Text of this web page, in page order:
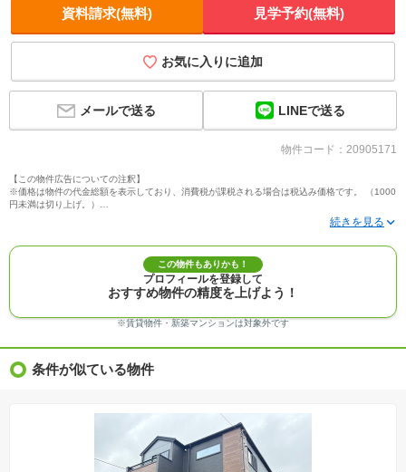
資料請求(無料) 見学予約(無料)
お気に入りに追加
メールで送る LINEで送る
物件コード：20905171
【この物件広告についての注釈】
※価格は物件の代金総額を表示しており、消費税が課税される場合は税込み価格です。 （1000
円未満は切り上げ。）
※写真に写っている、またはパース（絵）や間取り図に描かれている家具や車などは、特にコ
※建築条件付き土地価格には、建物価格は含まれません。
※物件情報は、原則として情報提供日の２日前に最終確認した情報です。
※完成予想図はいずれも外構、植栽、外観等実際のものとは多少異なることがあります。
※モデルルーム・モデルハウス・展示場・ショールームの画像の場合、今回販売の物件と異な
※ＣＧ合成の画像の場合、実際とは多少異なる場合があります。
※物件特徴：販売戸数が複数の物件は、全ての住戸に該当しない項目もあります。
※価格更新：物件価格が変更された日から１週間表示されます。
※建築条件土地の情報内に掲載されている、建物プラン例は、土地購入者の設計プランの参考
※土地（建築条件なし）で「建物プラン例」が表記してある時、そのプラン例は特定の建築請
負会社によるもので、当該建築請負会社以外で建てた場合、同様のものが同価格で建てられる
この物件もありかも！
プロフィールを登録して
おすすめ物件の精度を上げよう！
※賃貸物件・新築マンションは対象外です
条件が似ている物件